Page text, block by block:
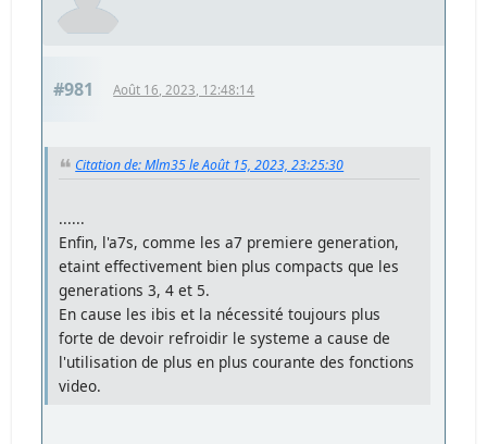
#981 Août 16, 2023, 12:48:14
Citation de: Mlm35 le Août 15, 2023, 23:25:30
......
Enfin, l'a7s, comme les a7 premiere generation,
etaint effectivement bien plus compacts que les
generations 3, 4 et 5.
En cause les ibis et la nécessité toujours plus
forte de devoir refroidir le systeme a cause de
l'utilisation de plus en plus courante des fonctions
video.